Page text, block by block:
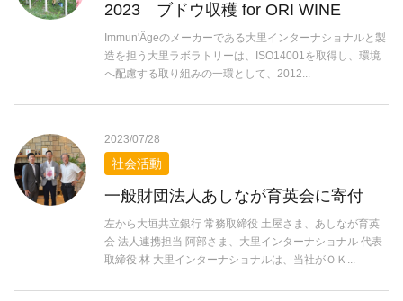
2023 ブドウ収穫 for ORI WINE
Immun'Âgeのメーカーである大里インターナショナルと製
造を担う大里ラボラトリーは、ISO14001を取得し、環境
へ配慮する取り組みの一環として、2012...
2023/07/28
社会活動
一般財団法人あしなが育英会に寄付
左から大垣共立銀行 常務取締役 土屋さま、あしなが育英
会 法人連携担当 阿部さま、大里インターナショナル 代表
取締役 林 大里インターナショナルは、当社がＯＫ...